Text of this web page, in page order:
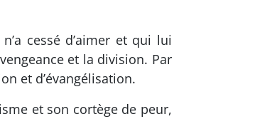
cessé d’aimer et qui lui
et la division. Par
et d’évangélisation.
et son cortège de peur,